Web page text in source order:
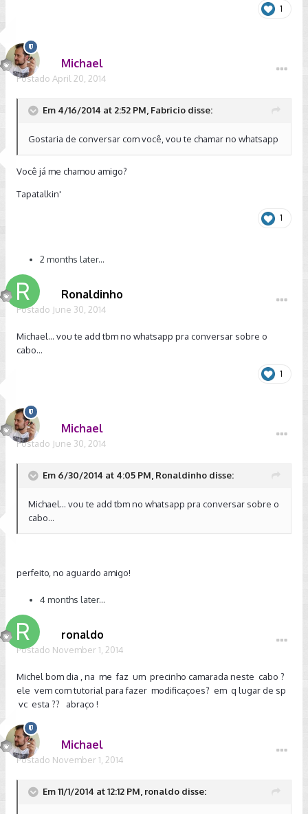
1
Michael
Postado April 20, 2014
Em 4/16/2014 at 2:52 PM, Fabricio disse:
Gostaria de conversar com você, vou te chamar no whatsapp
Você já me chamou amigo?
Tapatalkin'
1
2 months later...
Ronaldinho
Postado June 30, 2014
Michael... vou te add tbm no whatsapp pra conversar sobre o
cabo...
1
Michael
Postado June 30, 2014
Em 6/30/2014 at 4:05 PM, Ronaldinho disse:
Michael... vou te add tbm no whatsapp pra conversar sobre o
cabo...
perfeito, no aguardo amigo!
4 months later...
ronaldo
Postado November 1, 2014
Michel bom dia , na me faz um precinho camarada neste cabo ?
ele vem com tutorial para fazer modificaçoes? em q lugar de sp
vc esta ?? abraço !
Michael
Postado November 1, 2014
Em 11/1/2014 at 12:12 PM, ronaldo disse: